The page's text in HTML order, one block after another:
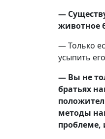
—
животное
— Только
усыпить
— Вы не
братьях
методы
проблеме,